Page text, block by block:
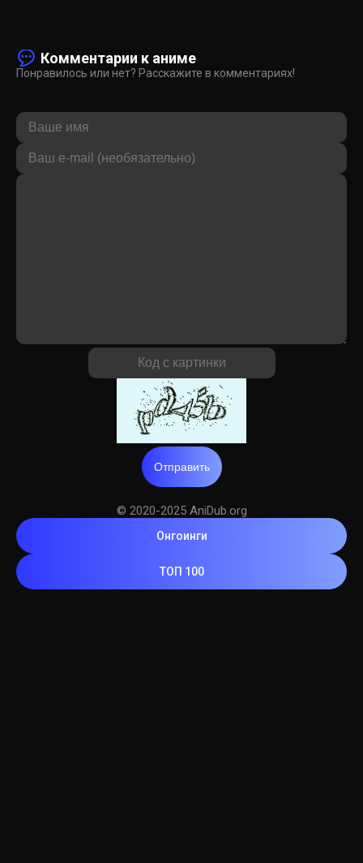
Комментарии к аниме
Понравилось или нет? Расскажите в комментариях!
Отправить
© 2020-2025 AniDub.org
Онгоинги
ТОП 100